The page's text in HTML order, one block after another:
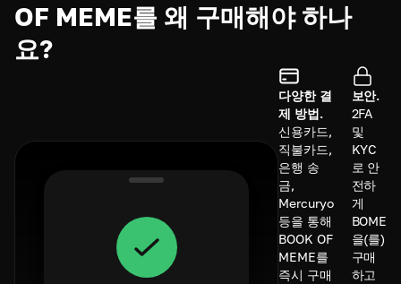
OF MEME를 왜 구매해야 하나
요?
다양한 결
제 방법.
신용카드,
직불카드,
은행 송
금,
Mercuryo
등을 통해
BOOK OF
MEME를
즉시 구매
보안.
2FA
및
KYC
로 안
전하
게
BOME
을(를)
구매
하고